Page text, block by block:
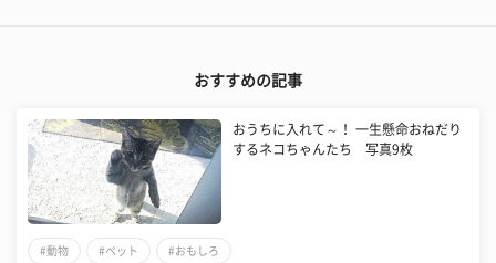
おすすめの記事
おうちに入れて～！ 一生懸命おねだり
するネコちゃんたち 写真9枚
#動物 #ペット #おもしろ